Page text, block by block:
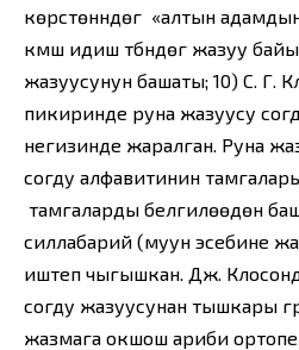
көрүстөнүндөгү «алтын
күмүш идиш түбүндөгү жазуу
жазуусунун башаты; 10) С. Г.
пикиринде руна жазуусу
негизинде жаралган. Руна
согду алфавитинин тамгаларын
тамгаларды белгилөөдөн
силлабарий (муун эсебине
иштеп чыгышкан. Дж.
согду жазуусунан тышкары
жазмага окшош ариби